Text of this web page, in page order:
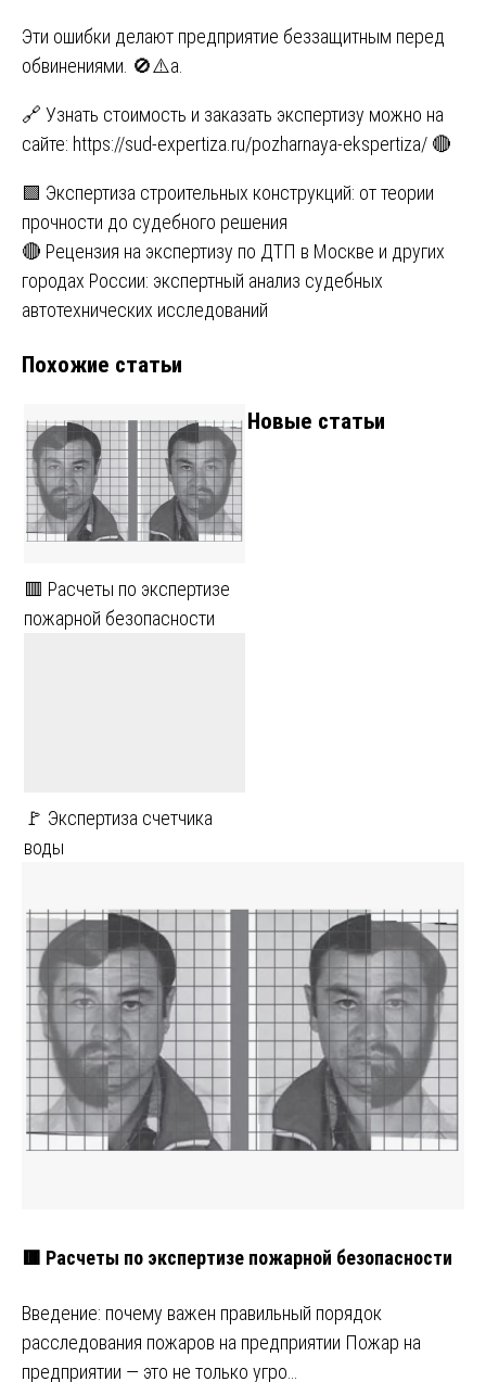
Эти ошибки делают предприятие беззащитным перед
обвинениями. 🚫⚠️а.
🔗 Узнать стоимость и заказать экспертизу можно на
сайте: https://sud-expertiza.ru/pozharnaya-ekspertiza/ 🔴
Навигация
по
записям
🟩 Экспертиза строительных конструкций: от теории
прочности до судебного решения
🔴 Рецензия на экспертизу по ДТП в Москве и других
городах России: экспертный анализ судебных
автотехнических исследований
Похожие статьи
🟥 Расчеты по экспертизе
пожарной безопасности
🚩 Экспертиза счетчика
воды
Новые статьи
🟥 Расчеты по экспертизе пожарной безопасности
Введение: почему важен правильный порядок
расследования пожаров на предприятии Пожар на
предприятии — это не только угро…